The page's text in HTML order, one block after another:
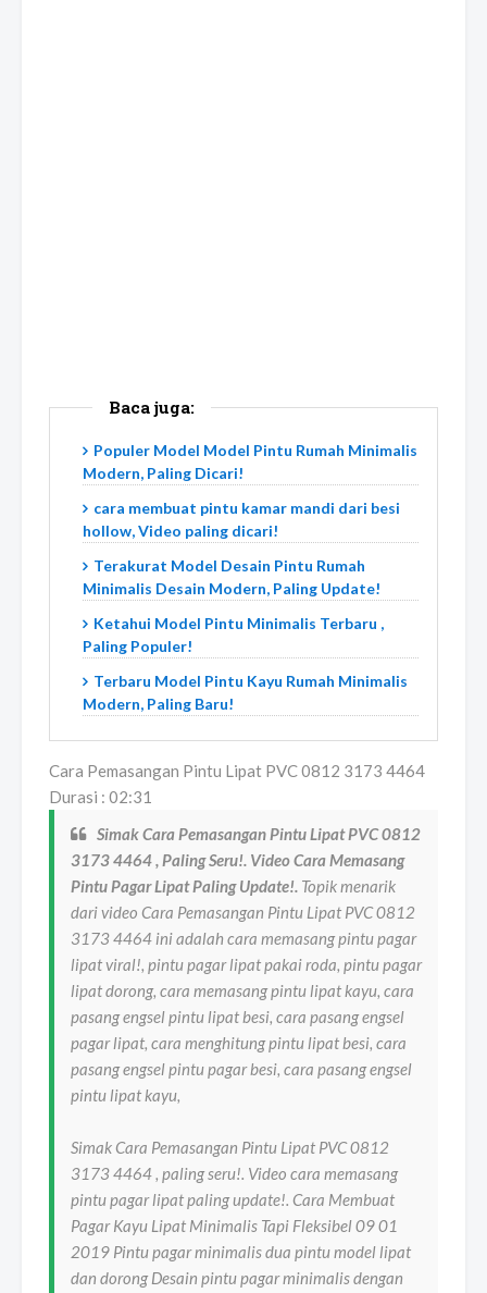
Baca juga:
Populer Model Model Pintu Rumah Minimalis
Modern, Paling Dicari!
cara membuat pintu kamar mandi dari besi
hollow, Video paling dicari!
Terakurat Model Desain Pintu Rumah
Minimalis Desain Modern, Paling Update!
Ketahui Model Pintu Minimalis Terbaru ,
Paling Populer!
Terbaru Model Pintu Kayu Rumah Minimalis
Modern, Paling Baru!
Cara Pemasangan Pintu Lipat PVC 0812 3173 4464
Durasi : 02:31
Simak Cara Pemasangan Pintu Lipat PVC 0812
3173 4464 , Paling Seru!. Video Cara Memasang
Pintu Pagar Lipat Paling Update!. Topik menarik
dari video Cara Pemasangan Pintu Lipat PVC 0812
3173 4464 ini adalah cara memasang pintu pagar
lipat viral!, pintu pagar lipat pakai roda, pintu pagar
lipat dorong, cara memasang pintu lipat kayu, cara
pasang engsel pintu lipat besi, cara pasang engsel
pagar lipat, cara menghitung pintu lipat besi, cara
pasang engsel pintu pagar besi, cara pasang engsel
pintu lipat kayu,
Simak Cara Pemasangan Pintu Lipat PVC 0812
3173 4464 , paling seru!. Video cara memasang
pintu pagar lipat paling update!. Cara Membuat
Pagar Kayu Lipat Minimalis Tapi Fleksibel 09 01
2019 Pintu pagar minimalis dua pintu model lipat
dan dorong Desain pintu pagar minimalis dengan